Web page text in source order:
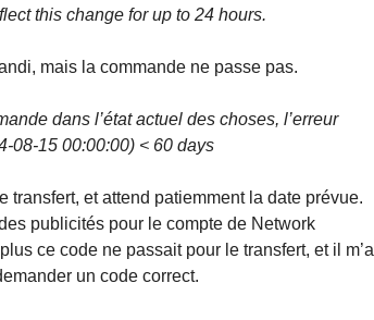
this change for up to 24 hours.
mais la commande ne passe pas.
dans l’état actuel des choses, l’erreur
08-15 00:00:00) < 60 days
et attend patiemment la date prévue.
publicités pour le compte de Network
ce code ne passait pour le transfert, et il m’a
un code correct.